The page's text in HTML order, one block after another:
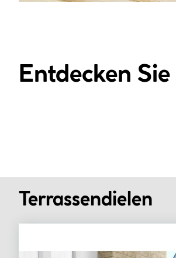
Entdecken
Terrassendielen